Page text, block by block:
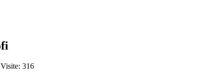
Visite: 316